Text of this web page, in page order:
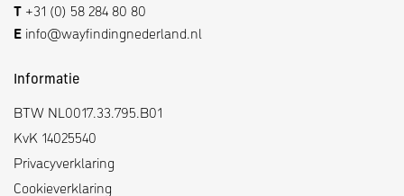
T +31 (0) 58 284 80 80
E info@wayfindingnederland.nl
Informatie
BTW NL0017.33.795.B01
KvK 14025540
Privacyverklaring
Cookieverklaring